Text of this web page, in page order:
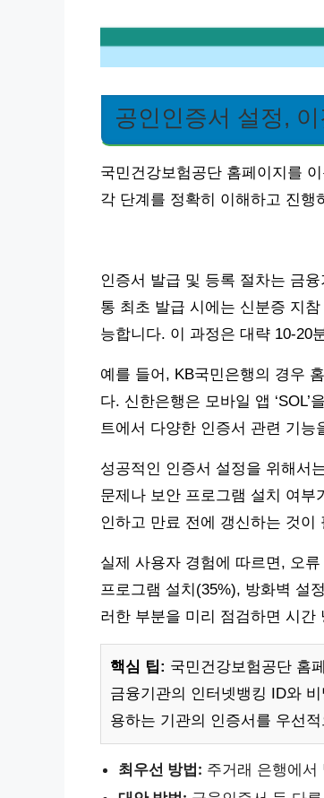
공인인증서 설정,
국민건강보험공단 홈페이지를
각 단계를 정확히 이해하고 진
인증서 발급 및 등록 절차는 금
통 최초 발급 시에는 신분증 지
능합니다. 이 과정은 대략 10-20
예를 들어, KB국민은행의 경우
다. 신한은행은 모바일 앱
트에서 다양한 인증서 관련 기능
성공적인 인증서 설정을 위해서
문제나 보안 프로그램 설치 여
인하고 만료 전에 갱신하는 것이
실제 사용자 경험에 따르면, 오
프로그램 설치(35%), 방화벽 설
러한 부분을 미리 점검하면 시간
핵심 팁: 국민건강보험공단 홈
금융기관의 인터넷뱅킹 ID와
용하는 기관의 인증서를 우선
최우선 방법: 주거래 은행에서